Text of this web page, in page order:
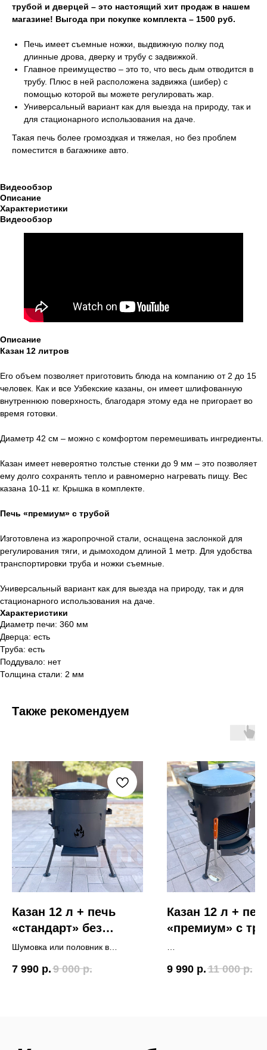
трубой и дверцей – это настоящий хит продаж в нашем
магазине! Выгода при покупке комплекта – 1500 руб.
Печь имеет съемные ножки, выдвижную полку под
длинные дрова, дверку и трубу с задвижкой.
Главное преимущество – это то, что весь дым отводится в
трубу. Плюс в ней расположена задвижка (шибер) с
помощью которой вы можете регулировать жар.
Универсальный вариант как для выезда на природу, так и
для стационарного использования на даче.
Такая печь более громоздкая и тяжелая, но без проблем
поместится в багажнике авто.
Видеообзор
Описание
Характеристики
Видеообзор
Описание
Казан 12 литров
Его объем позволяет приготовить блюда на компанию от 2 до 15
человек. Как и все Узбекские казаны, он имеет шлифованную
внутреннюю поверхность, благодаря этому еда не пригорает во
время готовки.
Диаметр 42 см – можно с комфортом перемешивать ингредиенты.
Казан имеет невероятно толстые стенки до 9 мм – это позволяет
ему долго сохранять тепло и равномерно нагревать пищу. Вес
казана 10-11 кг. Крышка в комплекте.
Печь «премиум» с трубой
Изготовлена из жаропрочной стали, оснащена заслонкой для
регулирования тяги, и дымоходом длиной 1 метр. Для удобства
транспортировки труба и ножки съемные.
Универсальный вариант как для выезда на природу, так и для
стационарного использования на даче.
Характеристики
Диаметр печи: 360 мм
Дверца: есть
Труба: есть
Поддувало: нет
Толщина стали: 2 мм
Также рекомендуем
Казан 12 л + печь
«стандарт» без
трубы, с дверцей
Шумовка или половник в
7 990 р. 9 000 р.
Казан 12 л +
«премиум» с
подарок
9 990 р. 11 000 р.
Как мы работаем,
условия доставки
Самовывоз
Обычно, все товары представленные
чтобы не было недоразумений!
Тюмень, ул. Минская, 71/1